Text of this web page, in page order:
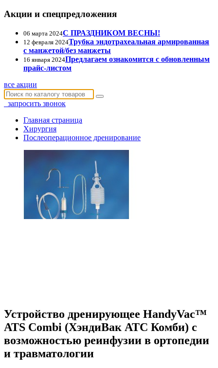
Акции и спецпредложения
06 марта 2024С ПРАЗДНИКОМ ВЕСНЫ!
12 февраля 2024Трубка эндотрахеальная армированная
с манжетой/без манжеты
16 января 2024Предлагаем ознакомится с обновленным
прайс-листом
все акции
запросить звонок
Главная страница
Хирургия
Послеоперационное дренирование
Устройство дренирующее HandyVac™
ATS Combi (ХэндиВак АТС Комби) с
возможностью реинфузии в ортопедии
и травматологии